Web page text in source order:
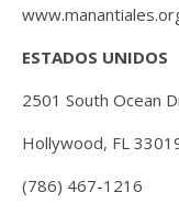
ESTADOS UNIDOS
2501 South Ocean
Hollywood, FL
(786) 467-1216